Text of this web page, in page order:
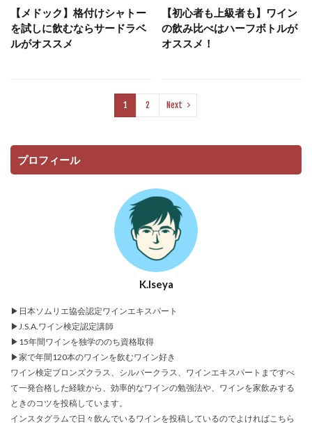
【メドック】格付けシャトー
を試しに飲むならサードラベ
ルがオススメ
【初心者も上級者も】ワイン
の飲み比べはハーフボトルが
オススメ！
1 2 Next
プロフィール
K.Iseya
▶日本ソムリエ協会認定ワインエキスパート
▶J.S.A.ワイン検定認定講師
▶15年間ワインを独学ののち資格取得
▶家で年間120本のワインを飲むワイン好き
ワイン検定ブロンズクラス、シルバークラス、ワインエキスパートまですべ
て一発合格した経験から、効率的なワインの勉強法や、ワインを家飲みする
ときのコツを投稿しています。
インスタグラムで日々飲んでいるワインを投稿しているのでよければこちら